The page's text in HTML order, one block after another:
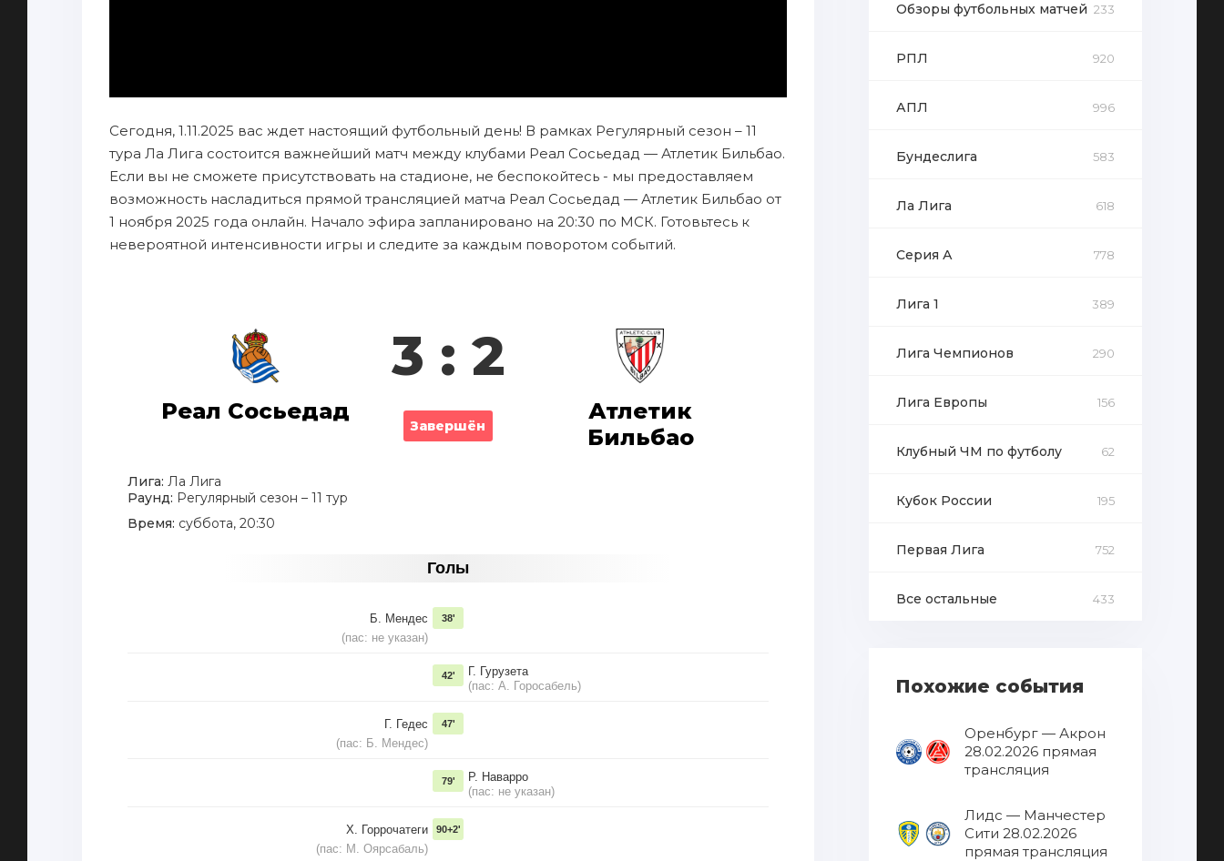
Сегодня, 1.11.2025 вас ждет настоящий футбольный день! В рамках Регулярный сезон – 11
тура Ла Лига состоится важнейший матч между клубами Реал Сосьедад — Атлетик Бильбао.
Если вы не сможете присутствовать на стадионе, не беспокойтесь - мы предоставляем
возможность насладиться прямой трансляцией матча Реал Сосьедад — Атлетик Бильбао от
1 ноября 2025 года онлайн. Начало эфира запланировано на 20:30 по МСК. Готовьтесь к
невероятной интенсивности игры и следите за каждым поворотом событий.
Реал Сосьедад
3 : 2
Завершён
Атлетик
Бильбао
Лига: Ла Лига
Раунд: Регулярный сезон – 11 тур
Время: суббота, 20:30
Голы
Б. Мендес
(пас: не указан)
38'
Г. Гурузета
(пас: А. Горосабель)
42'
Г. Гедес
(пас: Б. Мендес)
47'
Р. Наварро
(пас: не указан)
79'
Х. Горрочатеги
(пас: М. Оярсабаль)
90+2'
Обзоры футбольных матчей 233
РПЛ 920
АПЛ 996
Бундеслига 583
Ла Лига 618
Серия А 778
Лига 1 389
Лига Чемпионов 290
Лига Европы 156
Клубный ЧМ по футболу 62
Кубок России 195
Первая Лига 752
Все остальные 433
Похожие события
Оренбург — Акрон
28.02.2026 прямая
трансляция
Лидс — Манчестер
Сити 28.02.2026
прямая трансляция